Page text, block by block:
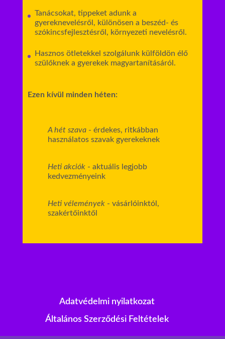
Tanácsokat, tippeket adunk a
gyereknevelésről, különösen a beszéd- és
szókincsfejlesztésről, környezeti nevelésről.
Hasznos ötletekkel szolgálunk külföldön élő
szülőknek a gyerekek magyartanításáról.
Ezen kívül minden héten:
A hét szava- érdekes, ritkábban
használatos szavak gyerekeknek
Heti akciók- aktuális legjobb
kedvezményeink
Heti vélemények- vásárlóinktól,
szakértőinktől
Adatvédelmi nyilatkozat
Általános Szerződési Feltételek